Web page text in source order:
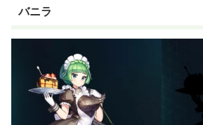
バニラ